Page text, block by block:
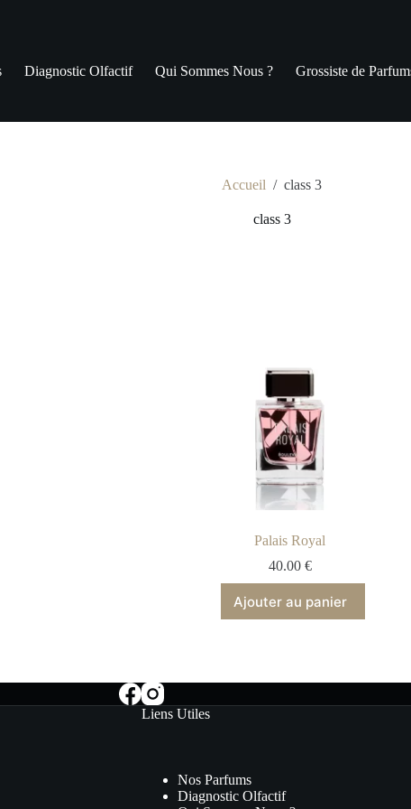
Diagnostic Olfactif Qui Sommes Nous ? Grossiste de
Accueil / class 3
class 3
Palais Royal
40.00 €
Ajouter au panier
Liens Utiles
Nos Parfums
Diagnostic Olfactif